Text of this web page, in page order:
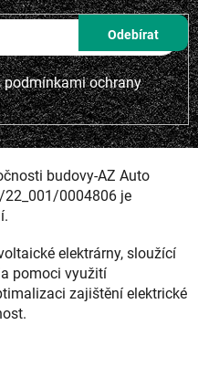
podmínkami ochrany
budovy-AZ Auto
22_001/0004806 je
elektrárny, sloužící
pomoci využití
zajištění elektrické